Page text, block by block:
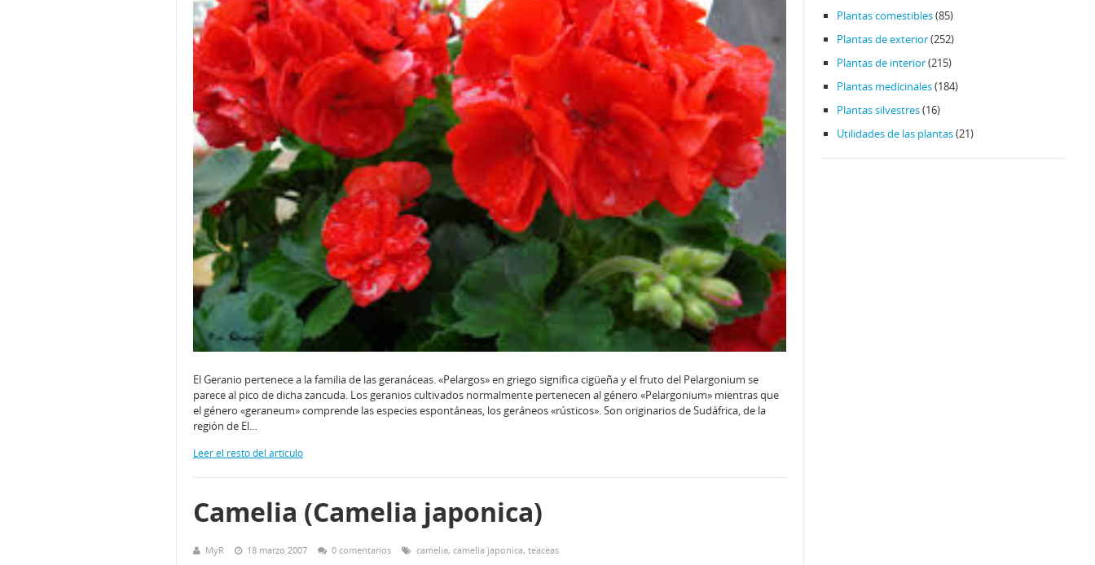
El Geranio pertenece a la familia de las geranáceas. «Pelargos» en griego significa cigüeña y el fruto del Pelargonium se
parece al pico de dicha zancuda. Los geranios cultivados normalmente pertenecen al género «Pelargonium» mientras que
el género «geraneum» comprende las especies espontáneas, los geráneos «rústicos». Son originarios de Sudáfrica, de la
región de El…
Leer el resto del artículo
Camelia (Camelia japonica)
MyR 18 marzo 2007 0 comentarios camelia, camelia japonica, teaceas
Plantas comestibles(85)
Plantas de exterior(252)
Plantas de interior(215)
Plantas medicinales(184)
Plantas silvestres(16)
Utilidades de las plantas(21)